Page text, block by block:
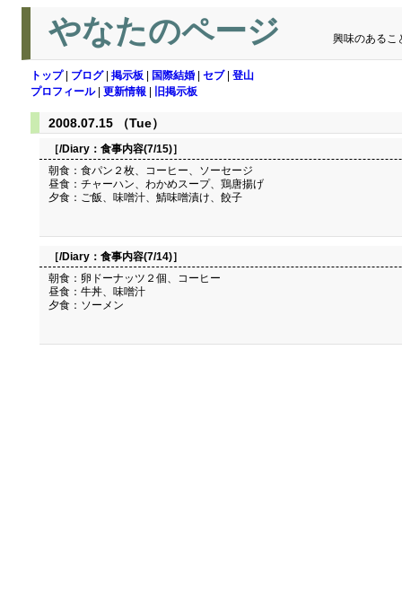
やなたのページ 興味のあるこ
トップ| ブログ| 掲示板 国際結婚 セブ| 登山
プロフィール| 更新情報 旧掲示板
2008.07.15 （Tue）
［/Diary： 食事内容(7/15)］
朝食：食パン２枚、コーヒー、ソーセージ
昼食：チャーハン、わかめスープ、鶏唐揚げ
夕食：ご飯、味噌汁、鯖味噌漬け、餃子
［/Diary： 食事内容(7/14)］
朝食：卵ドーナッツ２個、コーヒー
昼食：牛丼、味噌汁
夕食：ソーメン